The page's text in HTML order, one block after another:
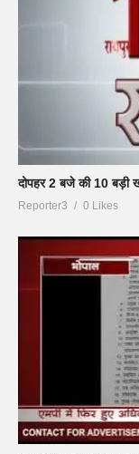
दोपहर 2 बजे की 10 बड़ी
Reporter3 0 Likes